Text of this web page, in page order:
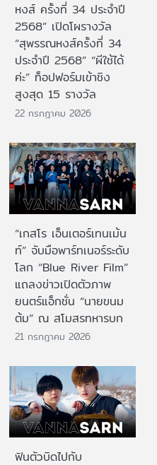
หงส์ ครั้งที่ 34 ประจำปี
2568” เปิดโผรางวัล
“สุพรรณหงส์ครั้งที่ 34
ประจำปี 2568” “ผีใช้ได้
ค่ะ” ท็อปฟอร์มเข้าชิง
สูงสุด 15 รางวัล
22 กรกฎาคม 2026
“เกสโร เอ็นเตอร์เทนเม้น
ท์” จับมือพาร์ทเนอร์ระดับ
โลก “Blue River Film”
แถลงข่าวเปิดตัวภาพ
ยนตร์แอ็กชั่น “นายขนม
ต้ม” ณ สโมสรทหารบก
21 กรกฎาคม 2026
ฟินตัวบิดไปกับ